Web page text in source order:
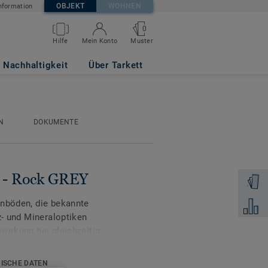
OBJEKT WOHNEN
Hilfe Mein Konto
0
Muster
Nachhaltigkeit Über Tarkett
Zum
DOKUMENTE
Rock GREY
die bekannte
und Mineraloptiken
DATEN